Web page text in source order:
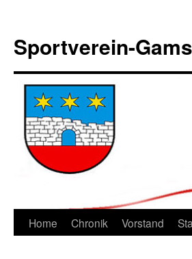
Sportverein-
Springe
Home Chronik Vorstand